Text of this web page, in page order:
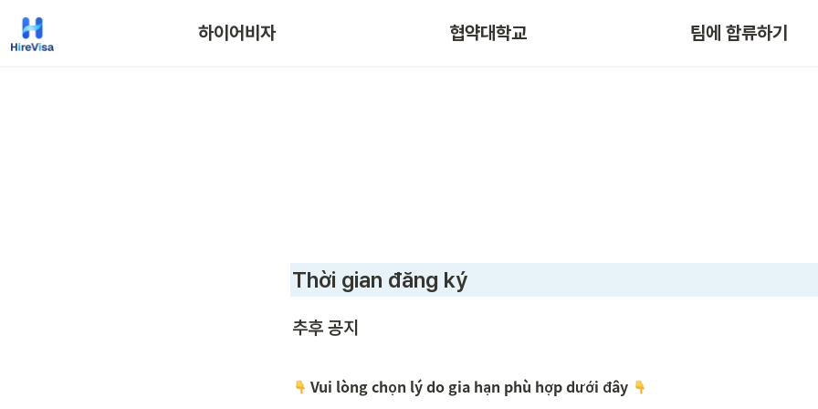
하이어비자 협약대학교 팀에 합류하기
Thời gian đăng ký
추후 공지
Vui lòng chọn lý do gia hạn phù hợp dưới đây